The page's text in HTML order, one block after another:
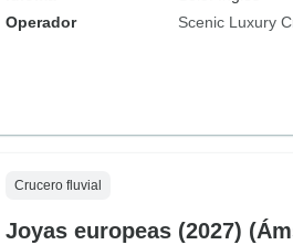
Operador
Scenic Luxury
Crucero fluvial
Joyas europeas (2027)